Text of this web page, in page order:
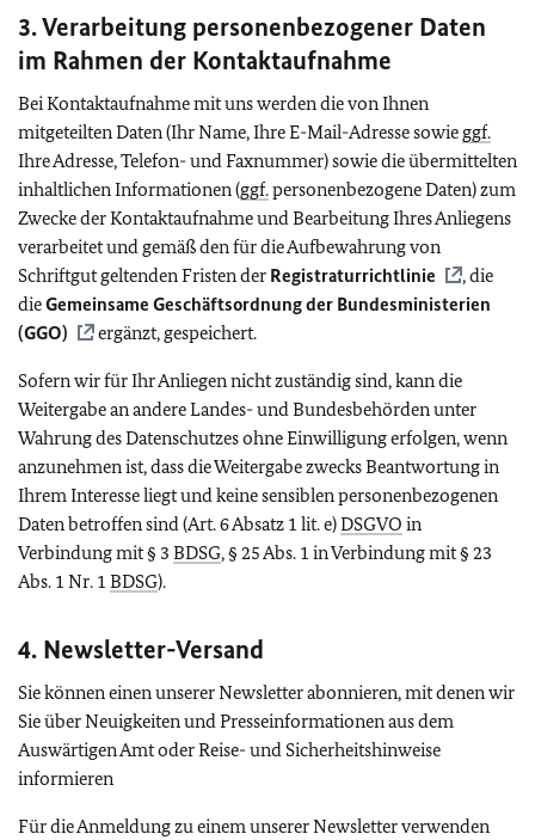
3. Verarbeitung personenbezogener Daten
im Rahmen der Kontaktaufnahme
Bei Kontaktaufnahme mit uns werden die von Ihnen
mitgeteilten Daten (Ihr Name, Ihre E-Mail-Adresse sowie ggf.
Ihre Adresse, Telefon- und Faxnummer) sowie die übermittelten
inhaltlichen Informationen (ggf.personenbezogene Daten) zum
Zwecke der Kontaktaufnahme und Bearbeitung Ihres Anliegens
verarbeitet und gemäß den für die Aufbewahrung von
Schriftgut geltenden Fristen der Registraturrichtlinie
, die
dieGemeinsame Geschäftsordnung der Bundesministerien
(GGO)
ergänzt, gespeichert.
Sofern wir für Ihr Anliegen nicht zuständig sind, kann die
Weitergabe an andere Landes- und Bundesbehörden unter
Wahrung des Datenschutzes ohne Einwilligung erfolgen, wenn
anzunehmen ist, dass die Weitergabe zwecks Beantwortung in
Ihrem Interesse liegt und keine sensiblen personenbezogenen
Daten betroffen sind (Art. 6 Absatz 1 lit. e)DSGVO in
Verbindung mit § 3 BDSG, § 25 Abs. 1 in Verbindung mit § 23
Abs. 1 Nr. 1 BDSG).
4. Newsletter-Versand
Sie können einen unserer Newsletter abonnieren, mit denen wir
Sie über Neuigkeiten und Presseinformationen aus dem
Auswärtigen Amt oder Reise- und Sicherheitshinweise
informieren
Für die Anmeldung zu einem unserer Newsletter verwenden